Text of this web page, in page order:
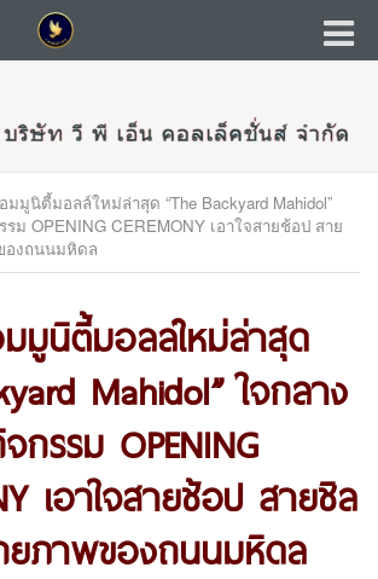
มูนิตี้มอลล์ใหม่ล่าสุด “The Backyard Mahidol”
ม OPENING CEREMONY เอาใจสายช้อป สาย
องถนนมหิดล
มูนิตี้มอลล์ใหม่ล่าสุด
Mahidol” ใจกลาง
กรรม OPENING
เอาใจสายช้อป สายชิล
ยภาพของถนนมหิดล